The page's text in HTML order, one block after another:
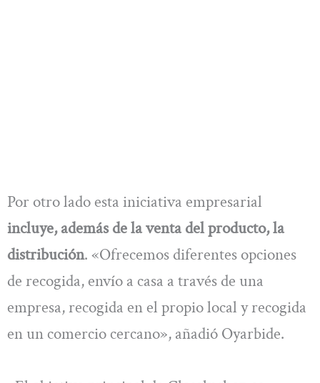
Por otro lado esta iniciativa empresarial
incluye, además de la venta del producto, la
distribución. «Ofrecemos diferentes opciones
de recogida, envío a casa a través de una
empresa, recogida en el propio local y recogida
en un comercio cercano», añadió Oyarbide.